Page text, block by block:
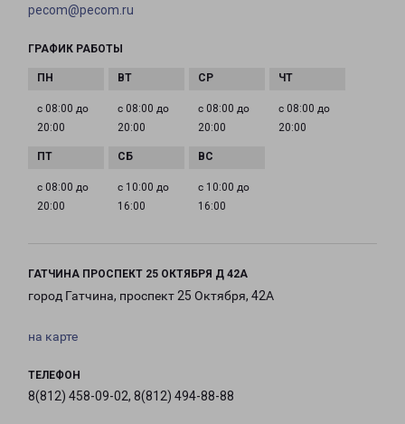
pecom@pecom.ru
ГРАФИК РАБОТЫ
с 08:00 до
20:00
с 08:00 до
20:00
с 08:00 до
20:00
с 08:00 до
20:00
с 08:00 до
20:00
с 10:00 до
16:00
с 10:00 до
16:00
ГАТЧИНА ПРОСПЕКТ 25 ОКТЯБРЯ Д 42А
город Гатчина, проспект 25 Октября, 42А
на карте
ТЕЛЕФОН
8(812) 458-09-02, 8(812) 494-88-88